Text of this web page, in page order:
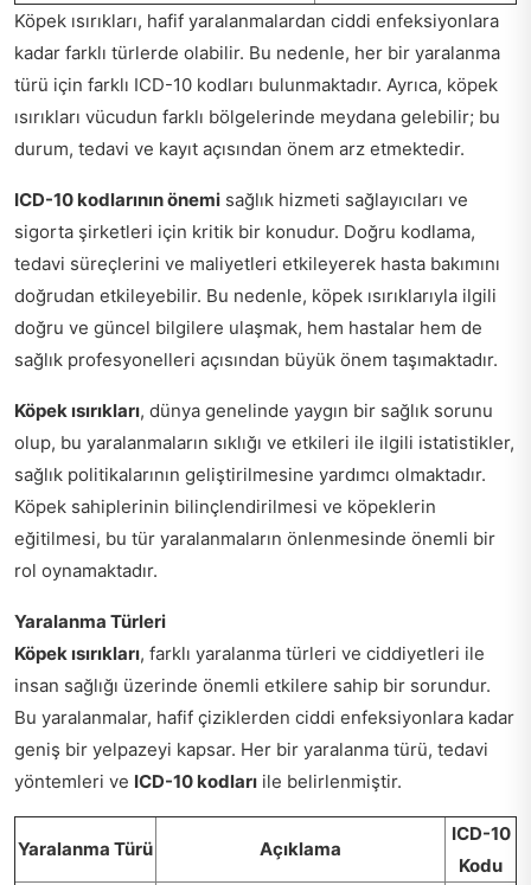
Köpek ısırıkları, hafif yaralanmalardan ciddi enfeksiyonlara
kadar farklı türlerde olabilir. Bu nedenle, her bir yaralanma
türü için farklı ICD-10 kodları bulunmaktadır. Ayrıca, köpek
ısırıkları vücudun farklı bölgelerinde meydana gelebilir; bu
durum, tedavi ve kayıt açısından önem arz etmektedir.
ICD-10 kodlarının önemi sağlık hizmeti sağlayıcıları ve
sigorta şirketleri için kritik bir konudur. Doğru kodlama,
tedavi süreçlerini ve maliyetleri etkileyerek hasta bakımını
doğrudan etkileyebilir. Bu nedenle, köpek ısırıklarıyla ilgili
doğru ve güncel bilgilere ulaşmak, hem hastalar hem de
sağlık profesyonelleri açısından büyük önem taşımaktadır.
Köpek ısırıkları, dünya genelinde yaygın bir sağlık sorunu
olup, bu yaralanmaların sıklığı ve etkileri ile ilgili istatistikler,
sağlık politikalarının geliştirilmesine yardımcı olmaktadır.
Köpek sahiplerinin bilinçlendirilmesi ve köpeklerin
eğitilmesi, bu tür yaralanmaların önlenmesinde önemli bir
rol oynamaktadır.
Yaralanma Türleri
Köpek ısırıkları, farklı yaralanma türleri ve ciddiyetleri ile
insan sağlığı üzerinde önemli etkilere sahip bir sorundur.
Bu yaralanmalar, hafif çiziklerden ciddi enfeksiyonlara kadar
geniş bir yelpazeyi kapsar. Her bir yaralanma türü, tedavi
yöntemleri ve ICD-10 kodları ile belirlenmiştir.
Yaralanma Türü Açıklama
ICD-10
Kodu